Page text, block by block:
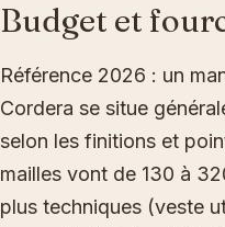
Budget et
Référence 2026 : un
Cordera se situe
selon les finitions et
mailles vont de 130 à
plus techniques (veste